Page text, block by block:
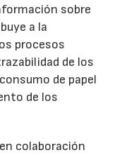
sobre
a la
procesos
de los
de papel
de los
colaboración